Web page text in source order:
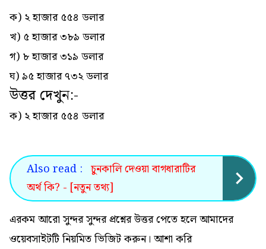
ক) ২ হাজার ৫৫৪ ডলার
খ) ৫ হাজার ৩৮৯ ডলার
গ) ৮ হাজার ৩১৯ ডলার
ঘ) ৯৫ হাজার ৭৩২ ডলার
উত্তর দেখুন:-
ক) ২ হাজার ৫৫৪ ডলার
Also read : চুনকালি দেওয়া বাগধারাটির
অর্থ কি? - [নতুন তথ্য]
এরকম আরো সুন্দর সুন্দর প্রশ্নের উত্তর পেতে হলে আমাদের
ওয়েবসাইটটি নিয়মিত ভিজিট করুন। আশা করি